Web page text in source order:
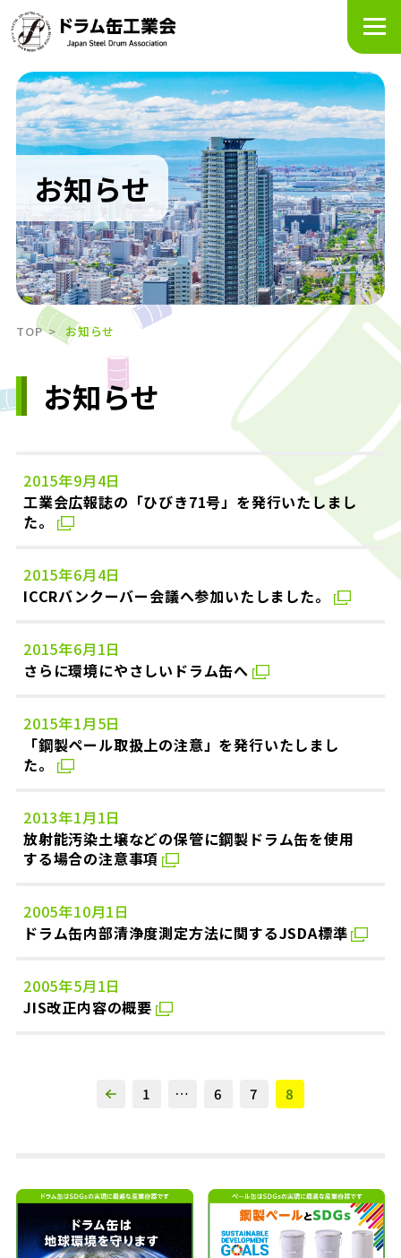
ニ
ュ
ー
を
開
く
お知らせ
TOP お知らせ
お知らせ
2015年9月4日
工業会広報誌の「ひびき71号」を発行いたしまし
た。
2015年6月4日
ICCRバンクーバー会議へ参加いたしました。
2015年6月1日
さらに環境にやさしいドラム缶へ
2015年1月5日
「鋼製ペール取扱上の注意」を発行いたしまし
た。
2013年1月1日
放射能汚染土壌などの保管に鋼製ドラム缶を使用
する場合の注意事項
2005年10月1日
ドラム缶内部清浄度測定方法に関するJSDA標準
2005年5月1日
JIS改正内容の概要
ジ
送
り
1 … 6 7 8